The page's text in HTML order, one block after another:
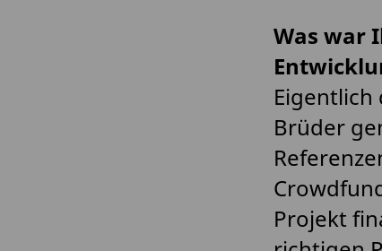
Was war
Eigentlich
Brüder
Projekt